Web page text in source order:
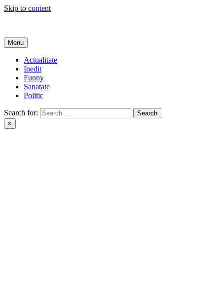
Skip to content
Menu
Actualitate
Inedit
Funny
Sanatate
Politic
Search for:
×